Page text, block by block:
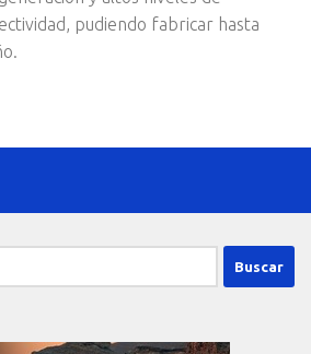
pudiendo fabricar hasta